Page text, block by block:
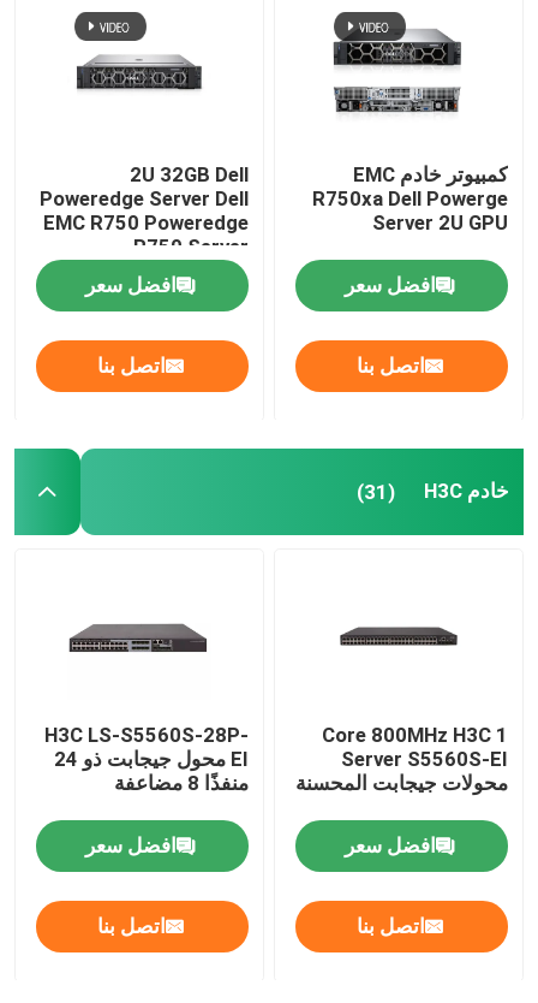
كمبيوتر خادم EMC
R750xa Dell Powerge
Server 2U GPU
افضل سعر
اتصل بنا
2U 32GB Dell
Poweredge Server Dell
EMC R750 Poweredge
R750 Server
افضل سعر
اتصل بنا
خادم H3C (31)
1 Core 800MHz H3C
Server S5560S-EI
محولات جيجابت المحسنة
افضل سعر
اتصل بنا
H3C LS-S5560S-28P-
EI محول جيجابت ذو 24
منفذًا 8 مضاعفة
افضل سعر
اتصل بنا